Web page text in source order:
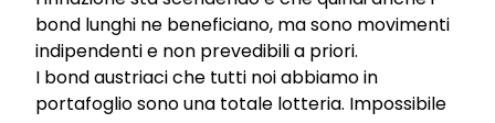
bond lunghi ne beneficiano, ma sono movimenti
indipendenti e non prevedibili a priori.
I bond austriaci che tutti noi abbiamo in
portafoglio sono una totale lotteria. Impossibile